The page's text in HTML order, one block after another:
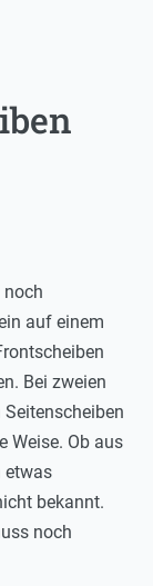
noch
auf einem
Bei zweien
Weise. Ob aus
etwas
bekannt.
noch